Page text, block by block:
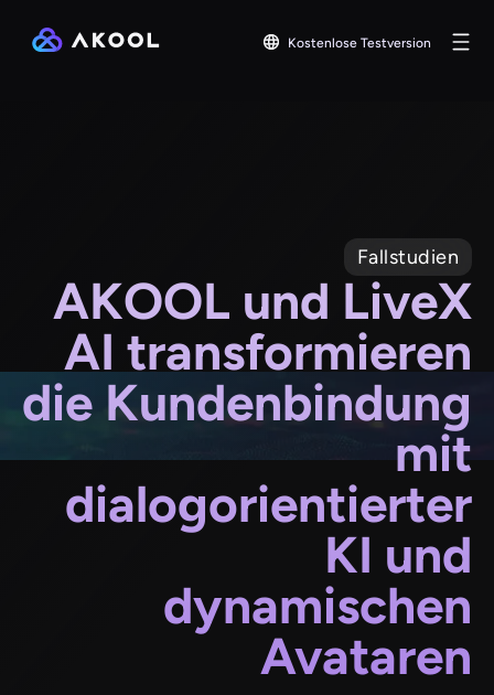
Kostenlose Testversion
Fallstudien
AKOOL und LiveX
AI transformieren
die Kundenbindung
mit
dialogorientierter
KI und
dynamischen
Avataren